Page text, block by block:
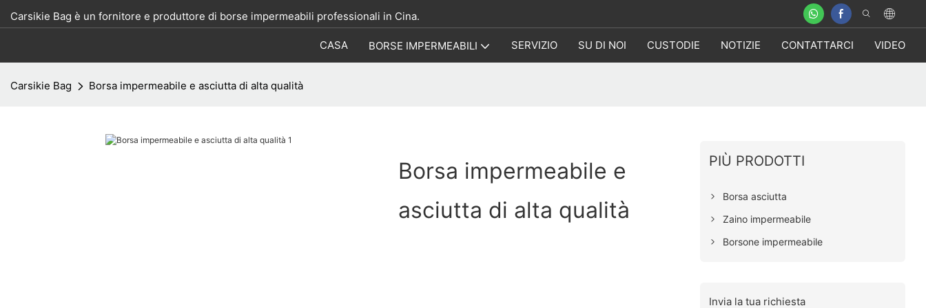
Carsikie Bag è un fornitore e produttore di borse impermeabili professionali in Cina.
CASA BORSE IMPERMEABILI SERVIZIO SU DI NOI CUSTODIE NOTIZIE CONTATTARCI VIDEO
Carsikie Bag Borsa impermeabile e asciutta di alta qualità
Borsa impermeabile e
asciutta di alta qualità
PIÙ PRODOTTI
Borsa asciutta
Zaino impermeabile
Borsone impermeabile
Invia la tua richiesta